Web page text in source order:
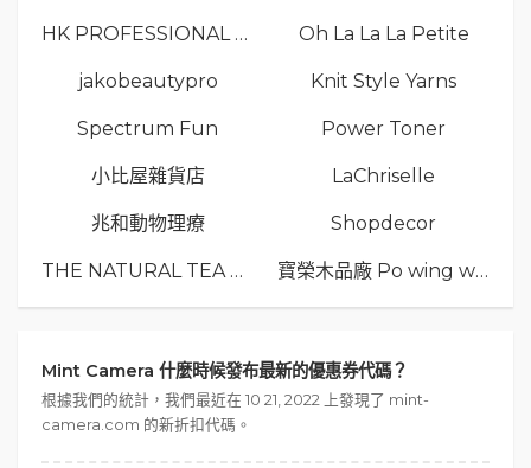
HK PROFESSIONAL TV LIMITED Oh La La La Petite
jakobeautypro Knit Style Yarns
Spectrum Fun Power Toner
小比屋雜貨店 LaChriselle
兆和動物理療 Shopdecor
THE NATURAL TEA Co. 寶榮木品廠 Po wing wood
Mint Camera 什麼時候發布最新的優惠券代碼？
根據我們的統計，我們最近在 10 21, 2022 上發現了 mint-
camera.com 的新折扣代碼。